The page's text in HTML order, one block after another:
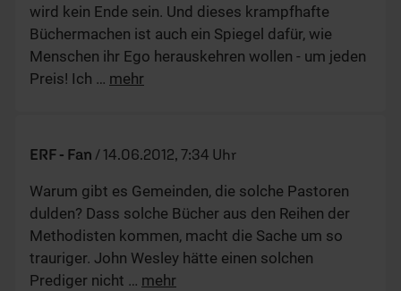
wird kein Ende sein. Und dieses krampfhafte
Büchermachen ist auch ein Spiegel dafür, wie
Menschen ihr Ego herauskehren wollen - um jeden
Preis! Ich … mehr
ERF - Fan / 14.06.2012, 7:34 Uhr
Warum gibt es Gemeinden, die solche Pastoren
dulden? Dass solche Bücher aus den Reihen der
Methodisten kommen, macht die Sache um so
trauriger. John Wesley hätte einen solchen
Prediger nicht … mehr